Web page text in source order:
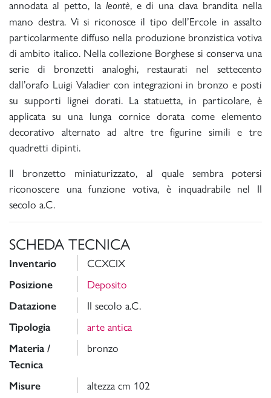
annodata al petto, la leontè, e di una clava brandita nella
mano destra. Vi si riconosce il tipo dell’Ercole in assalto
particolarmente diffuso nella produzione bronzistica votiva
di ambito italico. Nella collezione Borghese si conserva una
serie di bronzetti analoghi, restaurati nel settecento
dall’orafo Luigi Valadier con integrazioni in bronzo e posti
su supporti lignei dorati. La statuetta, in particolare, è
applicata su una lunga cornice dorata come elemento
decorativo alternato ad altre tre figurine simili e tre
quadretti dipinti.
Il bronzetto miniaturizzato, al quale sembra potersi
riconoscere una funzione votiva, è inquadrabile nel II
secolo a.C.
SCHEDA TECNICA
Inventario CCXCIX
Posizione Deposito
Datazione II secolo a.C.
Tipologia arte antica
Materia /
Tecnica
bronzo
Misure altezza cm 102